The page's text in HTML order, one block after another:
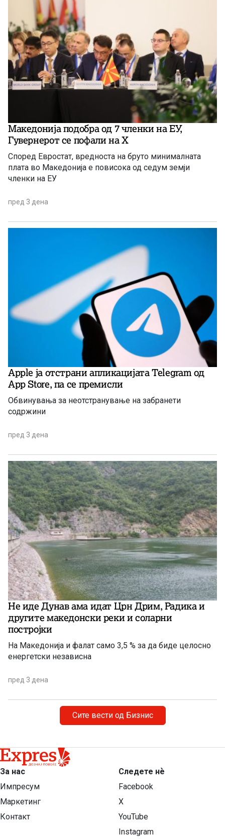
Македонија подобра од 7 членки на ЕУ,
Гувернерот се пофали на Х
Според Евростат, вредноста на бруто минималната
плата во Македонија е повисока од седум земји
членки на ЕУ
пред 3 дена
Apple ја отстрани апликацијата Telegram од
App Store, па се премисли
Обвинувања за неотстранување на забранети
содржини
пред 3 дена
Не иде Дунав ама идат Црн Дрим, Радика и
другите македонски реки и соларни
постројки
На Македонија и фалат само 3,5 % за да биде целосно
енергетски независна
пред 3 дена
Сите вести од Бизнис
За нас
Импресум
Маркетинг
Контакт
Следете нѐ
Facebook
X
YouTube
Instagram